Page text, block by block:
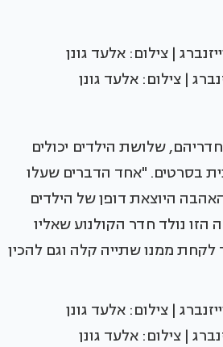
| צילום: אלעד גונן
שלושת הילדים יכולים
בסרטים. "אחד הדברים שעלו
היוצאת דופן של הילדים
הזו נולד חדר הקולנוע שאליו
ממנו שתייה קלה וגם להכין
| צילום: אלעד גונן